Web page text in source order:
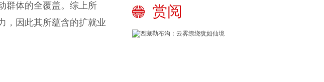
群体的全覆盖。综上所
，因此其所蕴含的扩就业
赏阅